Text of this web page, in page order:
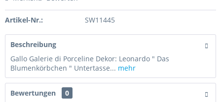
Artikel-Nr.: SW11445
Beschreibung
Gallo Galerie di Porceline Dekor: Leonardo " Das
Blumenkörbchen " Untertasse... mehr
Bewertungen
0